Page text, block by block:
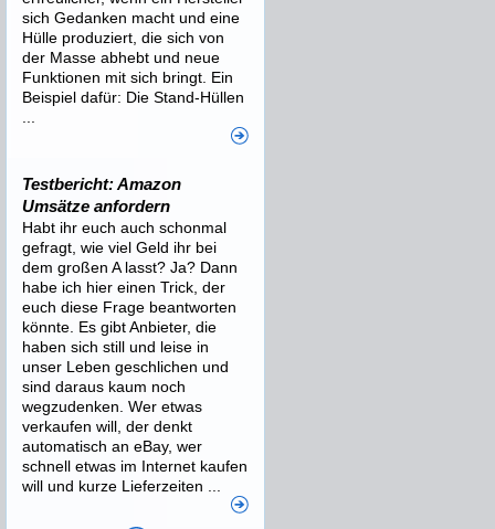
sich Gedanken macht und eine
Hülle produziert, die sich von
der Masse abhebt und neue
Funktionen mit sich bringt. Ein
Beispiel dafür: Die Stand-Hüllen
Testbericht: Amazon
Umsätze anfordern
Habt ihr euch auch schonmal
gefragt, wie viel Geld ihr bei
dem großen A lasst? Ja? Dann
habe ich hier einen Trick, der
euch diese Frage beantworten
könnte. Es gibt Anbieter, die
haben sich still und leise in
unser Leben geschlichen und
sind daraus kaum noch
wegzudenken. Wer etwas
verkaufen will, der denkt
automatisch an eBay, wer
schnell etwas im Internet kaufen
will und kurze Lieferzeiten ...